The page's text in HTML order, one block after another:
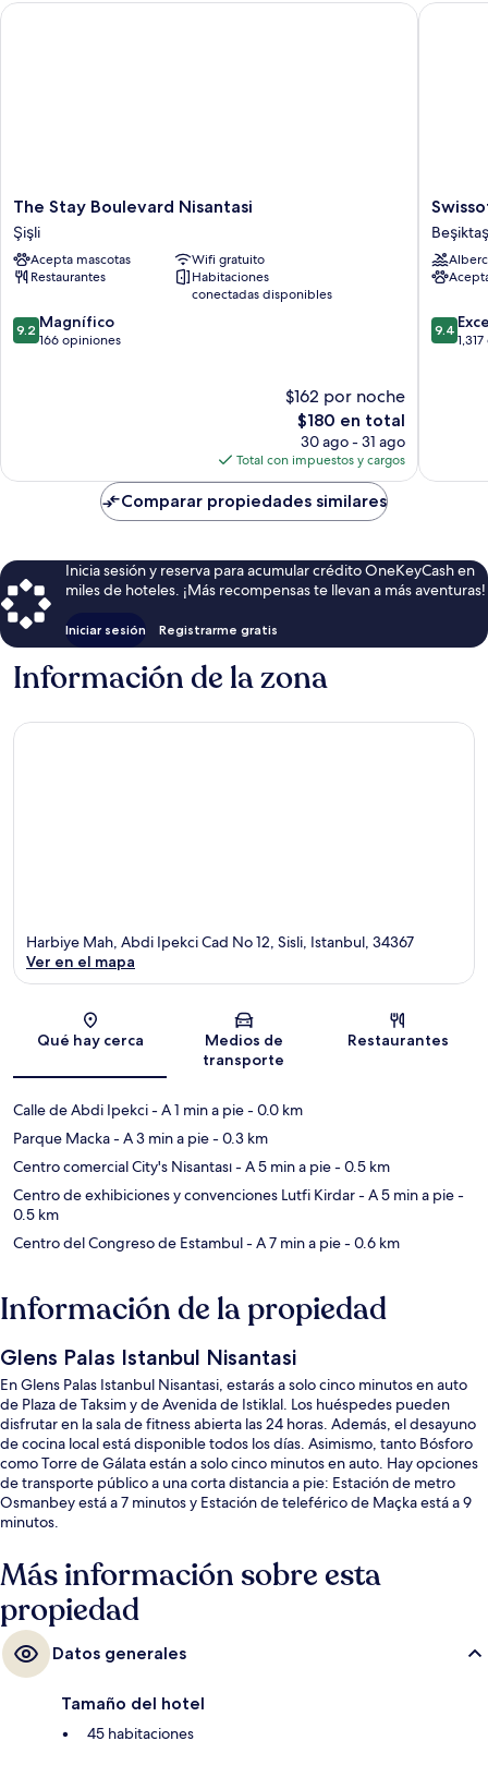
The
Stay
Boulevard
Nisantasi
Şişli
The Stay Boulevard Nisantasi
Şişli
Acepta mascotas
Wifi gratuito
Restaurantes
Habitaciones
conectadas disponibles
9.2
de
9.2 Magnífico
166 opiniones
$162 por noche
El
precio
actual
es
de
$180
$180 en total
30 ago - 31 ago
Total con impuestos y cargos
The Stay Boulevard Nisantasi
The
Istanbul
Beşiktaş
Beşiktaş
9.4
de
9.4
Comparar propiedades similares
Inicia sesión y reserva para acumular crédito OneKeyCash en
miles de hoteles. ¡Más recompensas te llevan a más aventuras!
Iniciar sesión Registrarme gratis
Información de la zona
Sección del mapa
Harbiye Mah, Abdi Ipekci Cad No 12, Sisli, Istanbul, 34367
Ver en el mapa
Qué hay cerca
Medios de
transporte
Restaurantes
Calle de Abdi Ipekci- A 1 min a pie- 0.0 km
Parque Macka- A 3 min a pie- 0.3 km
Centro comercial City's Nisantası- A 5 min a pie- 0.5 km
Centro de exhibiciones y convenciones Lutfi Kirdar- A 5 min a pie-
0.5 km
Centro del Congreso de Estambul- A 7 min a pie- 0.6 km
Información de la propiedad
Glens Palas Istanbul Nisantasi
En Glens Palas Istanbul Nisantasi, estarás a solo cinco minutos en auto
de Plaza de Taksim y de Avenida de Istiklal. Los huéspedes pueden
disfrutar en la sala de fitness abierta las 24 horas. Además, el desayuno
de cocina local está disponible todos los días. Asimismo, tanto Bósforo
como Torre de Gálata están a solo cinco minutos en auto. Hay opciones
de transporte público a una corta distancia a pie: Estación de metro
Osmanbey está a 7 minutos y Estación de teleférico de Maçka está a 9
minutos.
Más información sobre esta
propiedad
Datos generales
Tamaño del hotel
45 habitaciones